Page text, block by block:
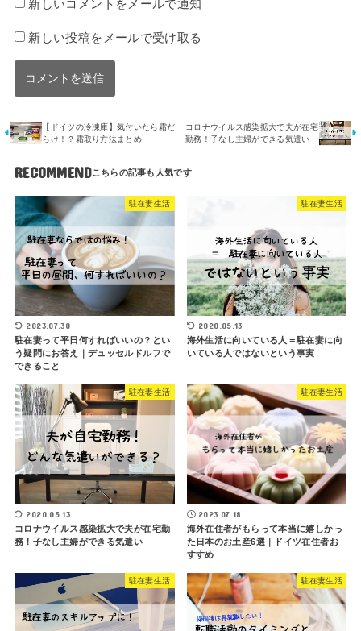
新しいコメントをメールで通知
新しい投稿をメールで受け取る
【ドイツの冷凍庫】気付いたら霜だ
らけ！？霜取り方法まとめ
コロナウイルス感染拡大で夫が在宅
勤務！子なし主婦ができる気遣い
RECOMMEND
駐在妻生活
2023.07.30
駐在妻って平日何すればいいの？とい
う疑問にお答え｜デュッセルドルフで
できること
駐在妻生活
2020.05.13
海外生活に向いている人＝駐在妻に向
いている人ではないという事実
駐在妻生活
2020.05.13
コロナウイルス感染拡大で夫が在宅勤
務！子なし主婦ができる気遣い
駐在妻生活
2023.07.18
海外在住者がもらって本当に嬉しかっ
た日本のお土産6選｜ドイツ在住者お
すすめ
駐在妻生活 駐在妻生活